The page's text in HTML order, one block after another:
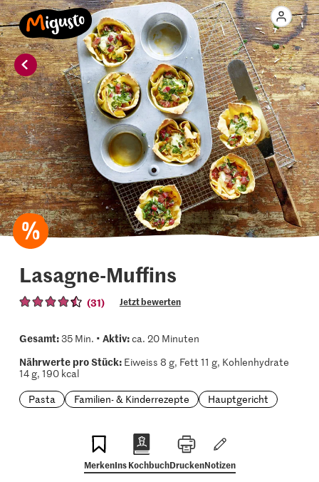
Lasagne-Muffins
(31) Jetzt bewerten
Gesamt:35 Min. • Aktiv:ca. 20 Minuten
Nährwerte pro Stück:Eiweiss 8 g, Fett 11 g, Kohlenhydrate
14 g, 190 kcal
Pasta
Familien- & Kinderrezepte Hauptgericht
MerkenIns KochbuchDruckenNotizen